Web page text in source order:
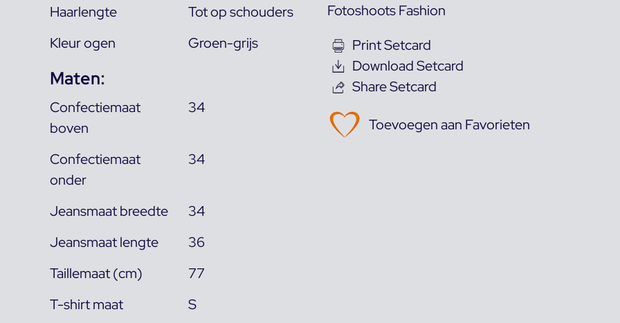
Haarlengte
Tot op schouders
Kleur ogen
Groen-grijs
Maten:
Confectiemaat
boven
34
Confectiemaat
onder
34
Jeansmaat breedte
34
Jeansmaat lengte
36
Taillemaat (cm)
77
T-shirt maat
S
Fotoshoots Fashion
Print Setcard
Download Setcard
Share Setcard
Toevoegen aan Favorieten